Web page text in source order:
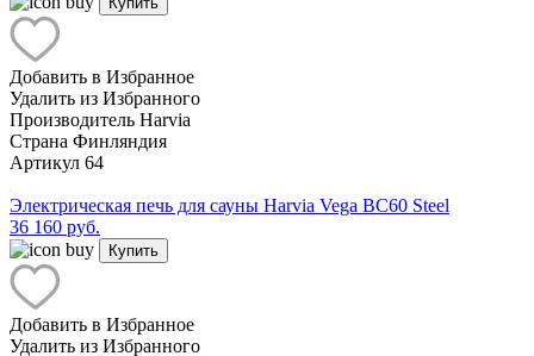
Добавить в Избранное
Удалить из Избранного
Производитель Harvia
Страна Финляндия
Артикул 64
Электрическая печь для сауны Harvia Vega BC60 Steel
36 160 руб.
Купить
Добавить в Избранное
Удалить из Избранного